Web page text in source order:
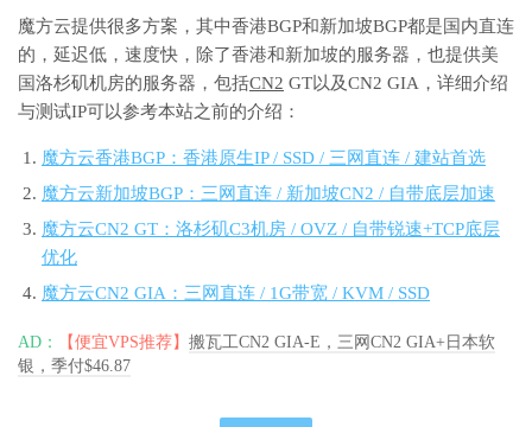
魔方云提供很多方案，其中香港BGP和新加坡BGP都是国内直连
的，延迟低，速度快，除了香港和新加坡的服务器，也提供美
国洛杉矶机房的服务器，包括CN2 GT以及CN2 GIA，详细介绍
与测试IP可以参考本站之前的介绍：
魔方云香港BGP：香港原生IP / SSD / 三网直连 / 建站首选
魔方云新加坡BGP：三网直连 / 新加坡CN2 / 自带底层加速
魔方云CN2 GT：洛杉矶C3机房 / OVZ / 自带锐速+TCP底层
优化
魔方云CN2 GIA：三网直连 / 1G带宽 / KVM / SSD
AD： 【便宜VPS推荐】 搬瓦工CN2 GIA-E，三网CN2 GIA+日本软
银，季付$46.87